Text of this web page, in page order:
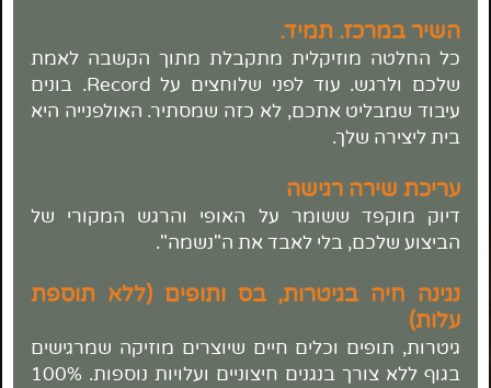
השיר במרכז. תמיד.
כל החלטה מוזיקלית מתקבלת מתוך הקשבה לאמת
שלכם ולרגש. עוד לפני שלוחצים
על Record. בונים
עיבוד שמבליט אתכם, לא כזה שמסתיר. האולפנייה היא
בית ליצירה שלך.
עריכת שירה רגישה
דיוק מוקפד ששומר על האופי והרגש המקורי של
הביצוע שלכם, בלי לאבד את ה"נשמה".
נגינה חיה בגיטרות, בס ותופים (ללא תוספת
עלות)
גיטרות, תופים וכלים חיים שיוצרים מוזיקה שמרגישים
בגוף ללא צורך בנגנים חיצוניים ועלויות נוספות. 100%